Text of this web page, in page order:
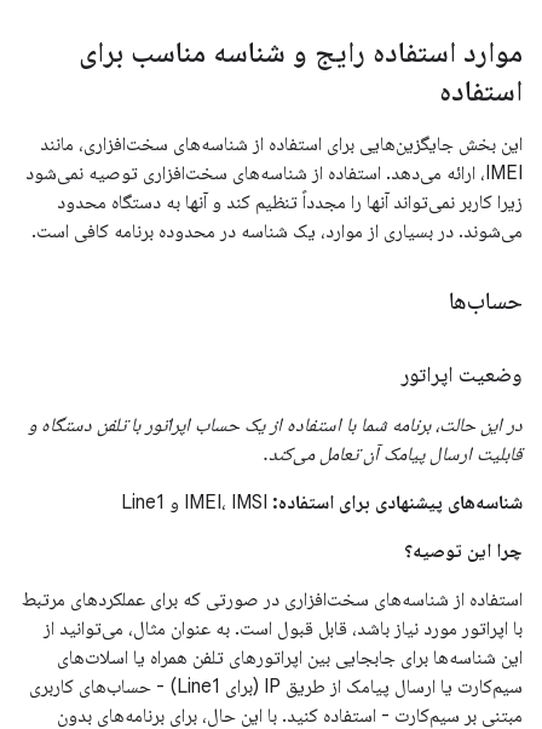
موارد استفاده رایج و شناسه مناسب برای
استفاده
این بخش جایگزین‌هایی برای استفاده از شناسه‌های سخت‌افزاری، مانند
IMEI، ارائه می‌دهد. استفاده از شناسه‌های سخت‌افزاری توصیه نمی‌شود
زیرا کاربر نمی‌تواند آنها را مجدداً تنظیم کند و آنها به دستگاه محدود
می‌شوند. در بسیاری از موارد، یک شناسه در محدوده برنامه کافی است.
حساب‌ها
وضعیت اپراتور
در این حالت، برنامه شما با استفاده از یک حساب اپراتور با تلفن دستگاه و
قابلیت ارسال پیامک آن تعامل می‌کند.
شناسه‌های پیشنهادی برای استفاده:
چرا این توصیه؟
استفاده از شناسه‌های سخت‌افزاری در صورتی که برای عملکردهای مرتبط
با اپراتور مورد نیاز باشد، قابل قبول است. به عنوان مثال، می‌توانید از
این شناسه‌ها برای جابجایی بین اپراتورهای تلفن همراه یا اسلات‌های
سیم‌کارت یا ارسال پیامک از طریق IP (برای Line1) - حساب‌های کاربری
مبتنی بر سیم‌کارت - استفاده کنید. با این حال، برای برنامه‌های بدون